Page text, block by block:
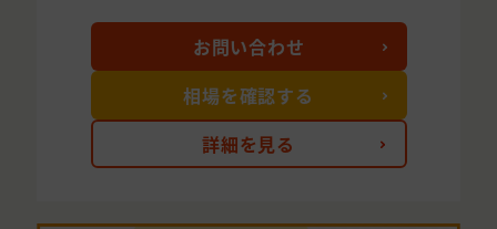
詳細を見る
お問い合わせ
相場を確認する